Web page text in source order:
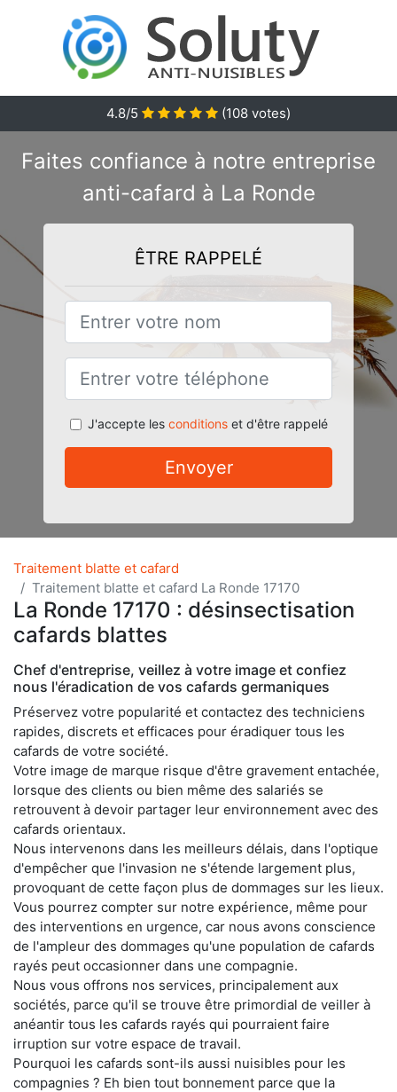
4.8/5 (108 votes)
Faites confiance à notre entreprise
anti-cafard à La Ronde
ÊTRE RAPPELÉ
J'accepte les conditionset d'être rappelé
Envoyer
Traitement blatte et cafard
Traitement blatte et cafard La Ronde 17170
La Ronde 17170 : désinsectisation
cafards blattes
Chef d'entreprise, veillez à votre image et confiez
nous l'éradication de vos cafards germaniques
Préservez votre popularité et contactez des techniciens
rapides, discrets et efficaces pour éradiquer tous les
cafards de votre société.
Votre image de marque risque d'être gravement entachée,
lorsque des clients ou bien même des salariés se
retrouvent à devoir partager leur environnement avec des
cafards orientaux.
Nous intervenons dans les meilleurs délais, dans l'optique
d'empêcher que l'invasion ne s'étende largement plus,
provoquant de cette façon plus de dommages sur les lieux.
Vous pourrez compter sur notre expérience, même pour
des interventions en urgence, car nous avons conscience
de l'ampleur des dommages qu'une population de cafards
rayés peut occasionner dans une compagnie.
Nous vous offrons nos services, principalement aux
sociétés, parce qu'il se trouve être primordial de veiller à
anéantir tous les cafards rayés qui pourraient faire
irruption sur votre espace de travail.
Pourquoi les cafards sont-ils aussi nuisibles pour les
compagnies ? Eh bien tout bonnement parce que la